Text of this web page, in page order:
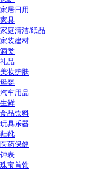
家居日用
家具
家庭清洁/纸品
家装建材
酒类
礼品
美妆护肤
母婴
汽车用品
生鲜
食品饮料
玩具乐器
鞋靴
医药保健
钟表
珠宝首饰